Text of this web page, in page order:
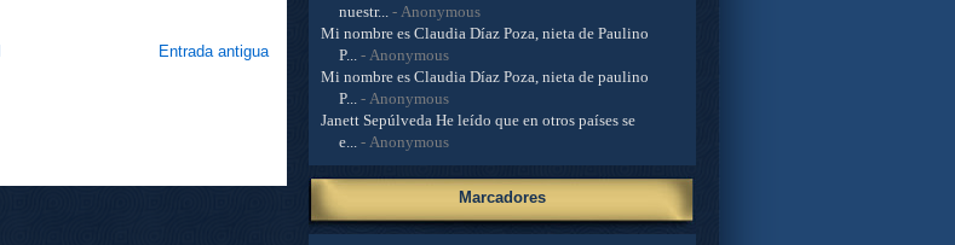
Entrada antigua
nuestr...- Anonymous
Mi nombre es Claudia Díaz Poza, nieta de Paulino
P...- Anonymous
Mi nombre es Claudia Díaz Poza, nieta de paulino
P...- Anonymous
Janett Sepúlveda He leído que en otros países se
e...- Anonymous
Marcadores